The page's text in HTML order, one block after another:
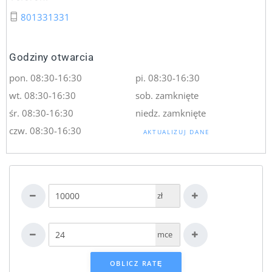
801331331
Godziny otwarcia
pon. 08:30-16:30
wt. 08:30-16:30
śr. 08:30-16:30
czw. 08:30-16:30
pi. 08:30-16:30
sob. zamknięte
niedz. zamknięte
AKTUALIZUJ DANE
zł
mce